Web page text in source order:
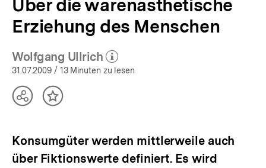
Über die warenästhetische
Erziehung des Menschen
Wolfgang Ullrich
(Mehr zum Autor)
öffnen
31.07.2009 / 13 Minuten zu lesen
TeilenInhalt
Konsumgüter werden mittlerweile auch
über Fiktionswerte definiert. Es wird